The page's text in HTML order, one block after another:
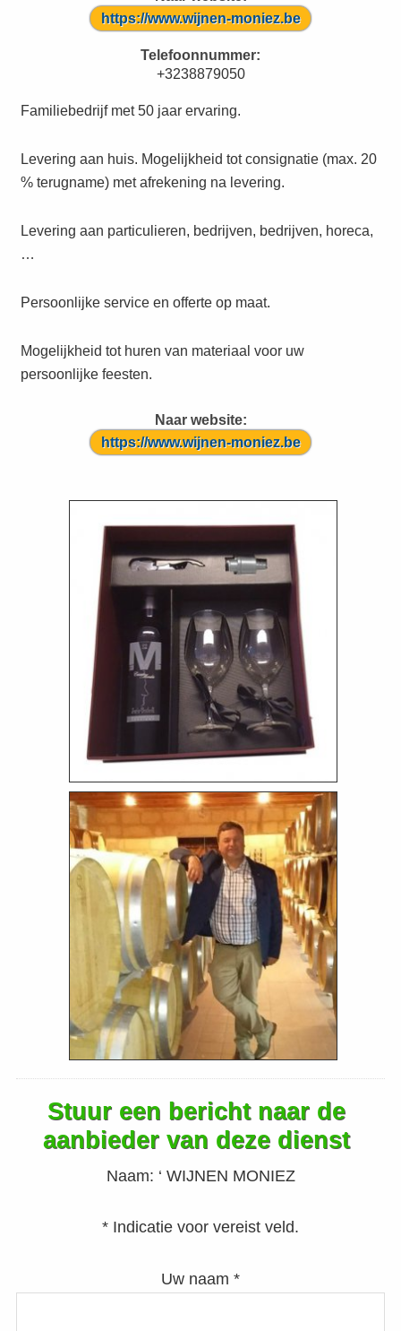
https://www.wijnen-moniez.be
Telefoonnummer:
+3238879050
Familiebedrijf met 50 jaar ervaring.
Levering aan huis. Mogelijkheid tot consignatie (max. 20
% terugname) met afrekening na levering.
Levering aan particulieren, bedrijven, bedrijven, horeca,
Persoonlijke service en offerte op maat.
Mogelijkheid tot huren van materiaal voor uw
persoonlijke feesten.
Naar website:
https://www.wijnen-moniez.be
Stuur een bericht naar de
aanbieder van deze dienst
Naam: ‘ WIJNEN MONIEZ
* Indicatie voor vereist veld.
Uw naam *